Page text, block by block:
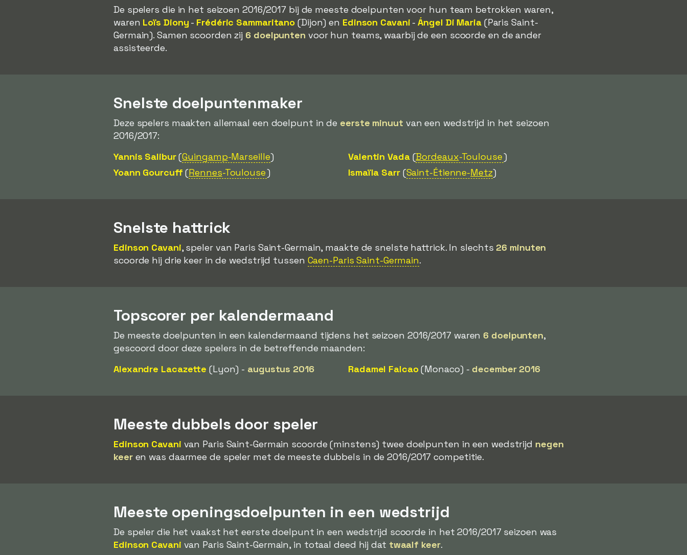
De spelers die in het seizoen 2016/2017 bij de meeste doelpunten voor hun team betrokken waren,
waren Loïs Diony - Frédéric Sammaritano (Dijon) en Edinson Cavani -Ángel Di Maria(Paris Saint-
Germain). Samen scoorden zij 6 doelpunten voor hun teams, waarbij de een scoorde en de ander
assisteerde.
Snelste doelpuntenmaker
Deze spelers maakten allemaal een doelpunt in de eerste minuut van een wedstrijd in het seizoen
2016/2017:
Yannis Salibur(Guingamp-Marseille)
Yoann Gourcuff (Rennes-Toulouse)
Valentin Vada(Bordeaux-Toulouse)
Ismaïla Sarr(Saint-Étienne-Metz)
Snelste hattrick
Edinson Cavani, speler van Paris Saint-Germain, maakte de snelste hattrick. In slechts 26 minuten
scoorde hij drie keer in de wedstrijd tussen Caen-Paris Saint-Germain.
Topscorer per kalendermaand
De meeste doelpunten in een kalendermaand tijdens het seizoen 2016/2017 waren 6 doelpunten,
gescoord door deze spelers in de betreffende maanden:
Alexandre Lacazette (Lyon) - augustus 2016 Radamel Falcao(Monaco) - december 2016
Meeste dubbels door speler
Edinson Cavani van Paris Saint-Germain scoorde (minstens) twee doelpunten in een wedstrijd negen
keeren was daarmee de speler met de meeste dubbels in de 2016/2017 competitie.
Meeste openingsdoelpunten in een wedstrijd
De speler die het vaakst het eerste doelpunt in een wedstrijd scoorde in het 2016/2017 seizoen was
Edinson Cavani van Paris Saint-Germain, in totaal deed hij dat twaalf keer.